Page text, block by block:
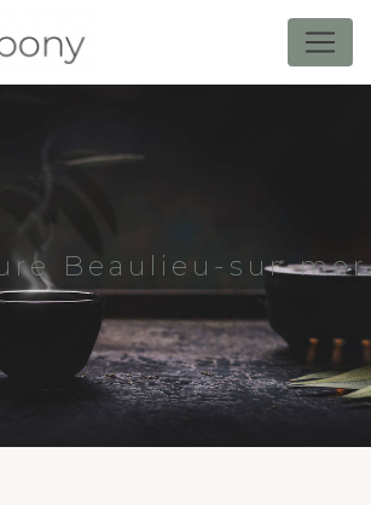
des cookies
Beaulieu-sur-mer